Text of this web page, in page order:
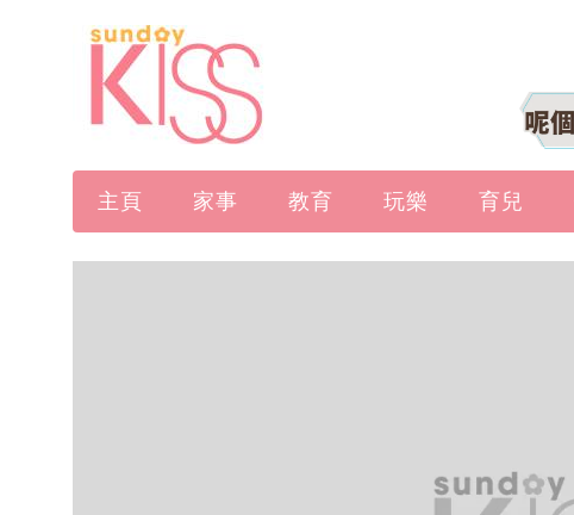
主頁 家事 教育 玩樂 育兒